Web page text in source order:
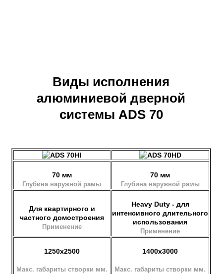
Виды исполнения
алюминиевой дверной
системы ADS 70
70 мм
Глубина наружной рамы
70 мм
Глубина наружной рамы
Для квартирного и
частного домостроения
Применение
Heavy Duty - для
интенсивного длительного
использования
Применение
1250х2500
Макс. габариты створки мм.
1400х3000
Макс. габариты створки мм.